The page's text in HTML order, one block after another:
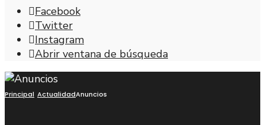
Facebook
Twitter
Instagram
Abrir ventana de búsqueda
Principal ActualidadAnuncios